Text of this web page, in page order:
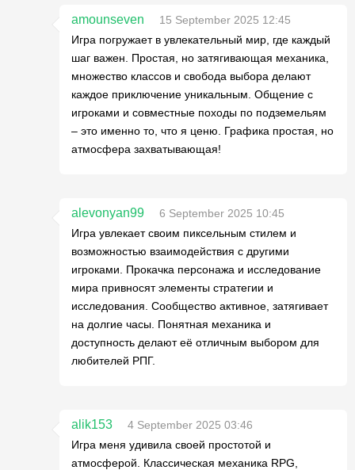
amounseven
15 September 2025 12:45
Игра погружает в увлекательный мир, где каждый
шаг важен. Простая, но затягивающая механика,
множество классов и свобода выбора делают
каждое приключение уникальным. Общение с
игроками и совместные походы по подземельям
– это именно то, что я ценю. Графика простая, но
атмосфера захватывающая!
alevonyan99
6 September 2025 10:45
Игра увлекает своим пиксельным стилем и
возможностью взаимодействия с другими
игроками. Прокачка персонажа и исследование
мира привносят элементы стратегии и
исследования. Сообщество активное, затягивает
на долгие часы. Понятная механика и
доступность делают её отличным выбором для
любителей РПГ.
alik153
4 September 2025 03:46
Игра меня удивила своей простотой и
атмосферой. Классическая механика RPG,